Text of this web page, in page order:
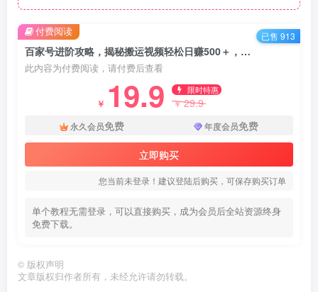
百家号进阶攻略，揭秘搬运视频轻松日赚500＋，操作流程详解
此内容为付费阅读，请付费后查看
￥ 19.9 限时特惠
￥29.9
永久会员免费 年度会员免费
立即购买
您当前未登录！建议登陆后购买，可保存购买订单
单个教程无需登录，可以直接购买，成为会员后全站资源终身
免费下载。
付费阅读 已售 913
© 版权声明
文章版权归作者所有，未经允许请勿转载。